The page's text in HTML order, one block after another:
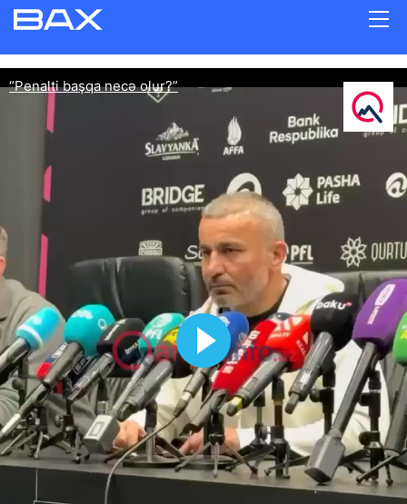
“Penalti başqa necə olur?”
0